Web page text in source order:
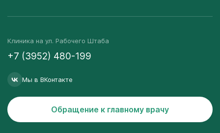
Клиника на ул. Рабочего Штаба
+7 (3952) 480-199
Мы в ВКонтакте
Обращение к главному врачу